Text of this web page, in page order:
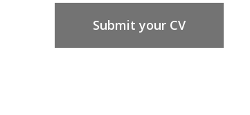
Submit your CV